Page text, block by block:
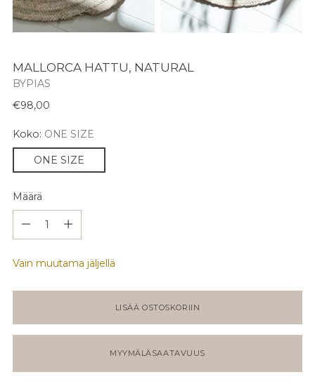
MALLORCA HATTU, NATURAL
BYPIAS
Normaali
€98,00
Koko: ONE SIZE
ONE SIZE
Määrä
Vain muutama jäljellä
LISÄÄ OSTOSKORIIN
MYYMÄLÄSAATAVUUS